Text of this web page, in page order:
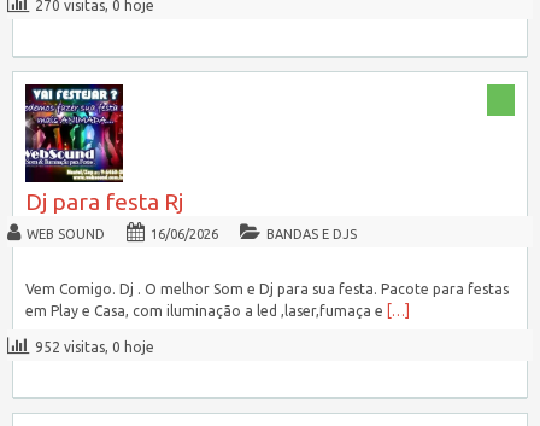
270 visitas, 0 hoje
Dj para festa Rj
WEB SOUND 16/06/2026 BANDAS E DJS
Vem Comigo. Dj . O melhor Som e Dj para sua festa. Pacote para festas
em Play e Casa, com iluminação a led ,laser,fumaça e
[…]
952 visitas, 0 hoje